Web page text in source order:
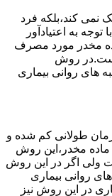
نمی کند،بلکه فرد
به اعتیادآور
مخدر مورد مصرف
روش
های روانی بیماری
طولانی کم شده و
مخدر،این روش
ولی اگر در این روش
روانی بیماری
در این روش نیز